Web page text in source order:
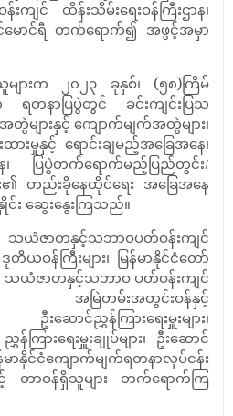
ျင် ထိန်းသိမ်းရေးဝန်ကြီးဌာန၊
င်မောင်ရီ တက်ရောက်၍ အဖွင့်အမှာ
ားက ၂၀၂၃ ခုနှစ်၊ (၅၈)ကြိမ်
က် ရတနာပြပွဲတွင် ခင်းကျင်းပြသ
တွဲများနှင့် ကျောက်မျက်အတွဲများ၊
မှုနှင့် ရောင်းချမည့်အခြေအနေ၊
ေ၊ ပြပွဲတက်ရောက်မည့်ပြည်တွင်း/
၏ တည်းခိုနေထိုင်ရေး အခြေအနေ
င်း ဆွေးနွေးကြသည်။
ယံဇာတနှင့်သဘာဝပတ်ဝန်းကျင်
တိယဝန်ကြီးများ၊ မြန်မာနိုင်ငံတော်
ယံဇာတနှင့်သဘာဝ ပတ်ဝန်းကျင်
ဌာန အမြဲတမ်းအတွင်းဝန်နှင့်
ဦးဆောင်ညွှန်ကြားရေးမှူးများ၊
ကြားရေးမှူးချုပ်များ၊ ဦးဆောင်
န်မာနိုင်ငံကျောက်မျက်ရတနာလုပ်ငန်း
နှင့် တာဝန်ရှိသူများ တက်ရောက်ကြ